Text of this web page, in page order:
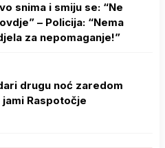
snima i smiju se: “Ne
– Policija: “Nema
za nepomaganje!”
drugu noć zaredom
Raspotočje